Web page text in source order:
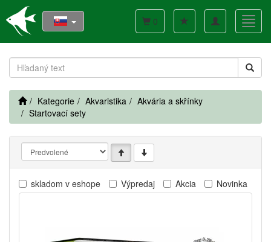
Toggle
navigation
0
Kategorie Akvaristika
Akvária a skřínky
Startovací sety
skladom v eshope Výpredaj Akcia Novinka